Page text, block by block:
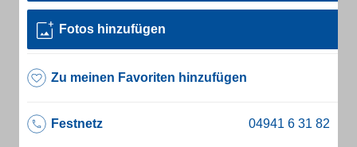
Fotos hinzufügen
Zu meinen Favoriten hinzufügen
Festnetz